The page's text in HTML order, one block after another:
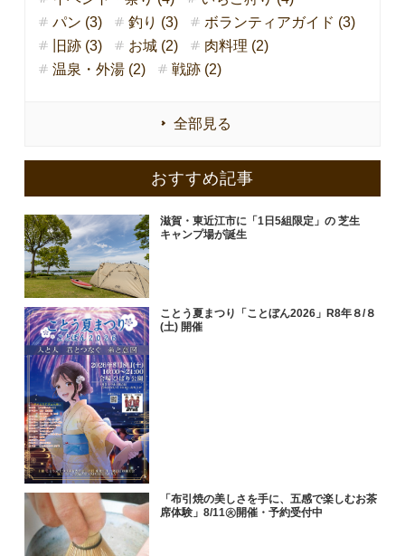
パン (3)
釣り (3)
ボランティアガイド (3)
旧跡 (3)
お城 (2)
肉料理 (2)
温泉・外湯 (2)
戦跡 (2)
全部見る
おすすめ記事
滋賀・東近江市に「1日5組限定」の 芝生
キャンプ場が誕生
ことう夏まつり「ことぼん2026」R8年８/８
(土) 開催
「布引焼の美しさを手に、五感で楽しむお茶
席体験」8/11㊋開催・予約受付中